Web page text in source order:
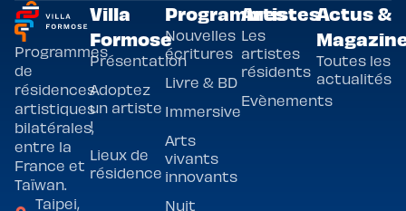
Programmes
de
résidences
artistiques
bilatérales,
entre la
France et
Taïwan.
Taipei,
Villa
Formose
Présentation
Adoptez
un artiste
!
Lieux de
résidence
Programmes
Nouvelles
écritures
Livre & BD
Immersive
Arts
vivants
innovants
Nuit
Artistes
Les
artistes
résidents
Evènements
Actus &
Toutes les
actualités